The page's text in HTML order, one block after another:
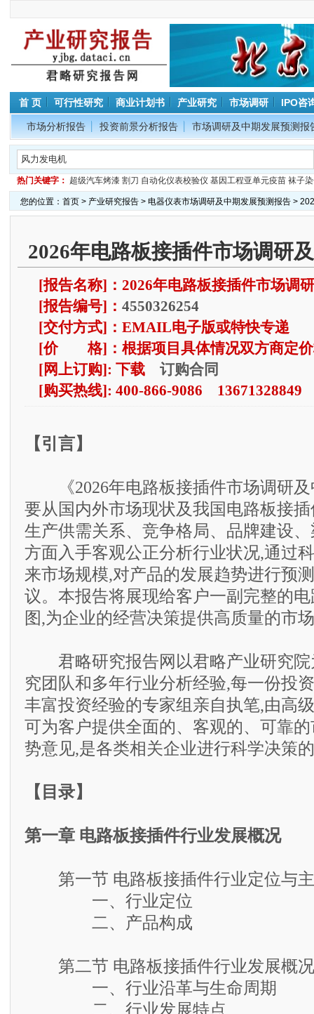
首 页 可行性研究 商业计划书 产业研究 市场调研 IPO咨
市场分析报告 投资前景分析报告 市场调研及中期发展预测报
热门关键字： 超级汽车烤漆 割刀 自动化仪表校验仪 基因工程亚单元疫苗 袜子
您的位置： 首页> 产业研究报告> 电器仪表市场调研及中期发展预测报告>
2026年电路板接插件市场调研
[报告名称]：2026年电路板接插件市场调
[报告编号]： 4550326254
[交付方式]：EMAIL电子版或特快专递
[价 格]：根据项目具体情况双方商定
[网上订购]: 下载 订购合同
[购买热线]: 400-866-9086 13671328849
【引言】
《2026年电路板接插件市场调研及
要从国内外市场现状及我国电路板接
生产供需关系、竞争格局、品牌建设
方面入手客观公正分析行业状况,通过
来市场规模,对产品的发展趋势进行预
议。本报告将展现给客户一副完整的
图,为企业的经营决策提供高质量的市
君略研究报告网以君略产业研究院
究团队和多年行业分析经验,每一份投
丰富投资经验的专家组亲自执笔,由高
可为客户提供全面的、客观的、可靠
势意见,是各类相关企业进行科学决策
【目录】
第一章 电路板接插件行业发展概况
第一节 电路板接插件行业定位与
一、行业定位
二、产品构成
第二节 电路板接插件行业发展概况
一、行业沿革与生命周期
二、行业发展特点